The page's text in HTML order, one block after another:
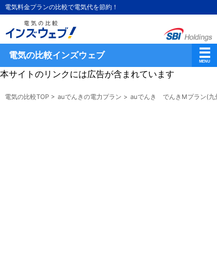
電気料金プランの比較で電気代を節約！
電気の比較インズウェブ
本サイトのリンクには広告が含まれています
電気の比較TOP > auでんきの電力プラン > auでんき でんきMプラン(九